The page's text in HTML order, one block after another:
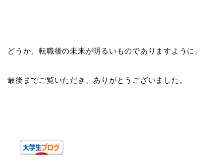
どうか、転職後の未来が明るいものでありますように。
最後までご覧いただき、ありがとうございました。